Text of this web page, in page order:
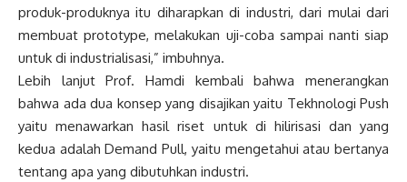
produk-produknya itu diharapkan di industri, dari mulai dari
membuat prototype, melakukan uji-coba sampai nanti siap
untuk di industrialisasi,” imbuhnya.
Lebih lanjut Prof. Hamdi kembali bahwa menerangkan
bahwa ada dua konsep yang disajikan yaitu Tekhnologi Push
yaitu menawarkan hasil riset untuk di hilirisasi dan yang
kedua adalah Demand Pull, yaitu mengetahui atau bertanya
tentang apa yang dibutuhkan industri.